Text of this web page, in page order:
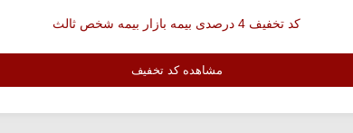
کد تخفیف 4 درصدی بیمه بازار بیمه شخص ثالث
مشاهده کد تخفیف